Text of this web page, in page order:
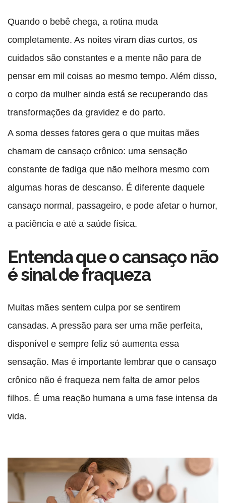
Quando o bebê chega, a rotina muda
completamente. As noites viram dias curtos, os
cuidados são constantes e a mente não para de
pensar em mil coisas ao mesmo tempo. Além disso,
o corpo da mulher ainda está se recuperando das
transformações da gravidez e do parto.
A soma desses fatores gera o que muitas mães
chamam de cansaço crônico: uma sensação
constante de fadiga que não melhora mesmo com
algumas horas de descanso. É diferente daquele
cansaço normal, passageiro, e pode afetar o humor,
a paciência e até a saúde física.
Entenda que o cansaço não
é sinal de fraqueza
Muitas mães sentem culpa por se sentirem
cansadas. A pressão para ser uma mãe perfeita,
disponível e sempre feliz só aumenta essa
sensação. Mas é importante lembrar que o cansaço
crônico não é fraqueza nem falta de amor pelos
filhos. É uma reação humana a uma fase intensa da
vida.